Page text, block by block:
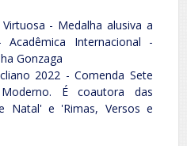
- Medalha alusiva a
Internacional -
Gonzaga
2022 - Comenda Sete
É coautora das
Natal' e 'Rimas, Versos e